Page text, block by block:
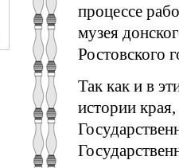
процессе
музея
Ростовского
Так как и в
истории